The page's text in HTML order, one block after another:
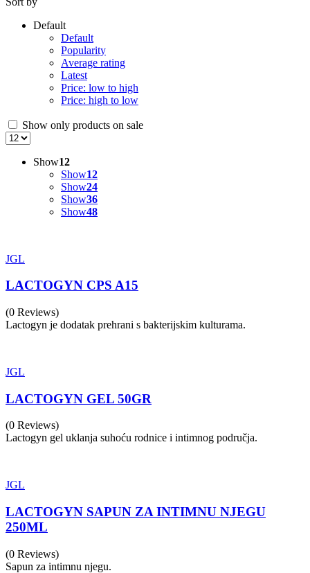
Default
Default
Popularity
Average rating
Latest
Price: low to high
Price: high to low
Show only products on sale
Show12
Show12
Show24
Show36
Show48
JGL
LACTOGYN CPS A15
(0 Reviews)
Lactogyn je dodatak prehrani s bakterijskim kulturama.
JGL
LACTOGYN GEL 50GR
(0 Reviews)
Lactogyn gel uklanja suhoću rodnice i intimnog područja.
JGL
LACTOGYN SAPUN ZA INTIMNU NJEGU
250ML
(0 Reviews)
Sapun za intimnu njegu.